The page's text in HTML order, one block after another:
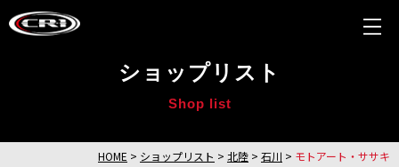
ショップリスト
Shop list
HOME > ショップリスト > 北陸 > 石川 > モトアート・ササキ